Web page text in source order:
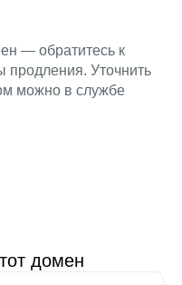
— обратитесь к
продления. Уточнить
можно в службе
домен